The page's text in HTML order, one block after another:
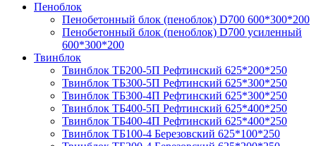
Пеноблок
Пенобетонный блок (пеноблок) D700 600*300*200
Пенобетонный блок (пеноблок) D700 усиленный
600*300*200
Твинблок
Твинблок ТБ200-5П Рефтинский 625*200*250
Твинблок ТБ300-5П Рефтинский 625*300*250
Твинблок ТБ300-4П Рефтинский 625*300*250
Твинблок ТБ400-5П Рефтинский 625*400*250
Твинблок ТБ400-4П Рефтинский 625*400*250
Твинблок ТБ100-4 Березовский 625*100*250